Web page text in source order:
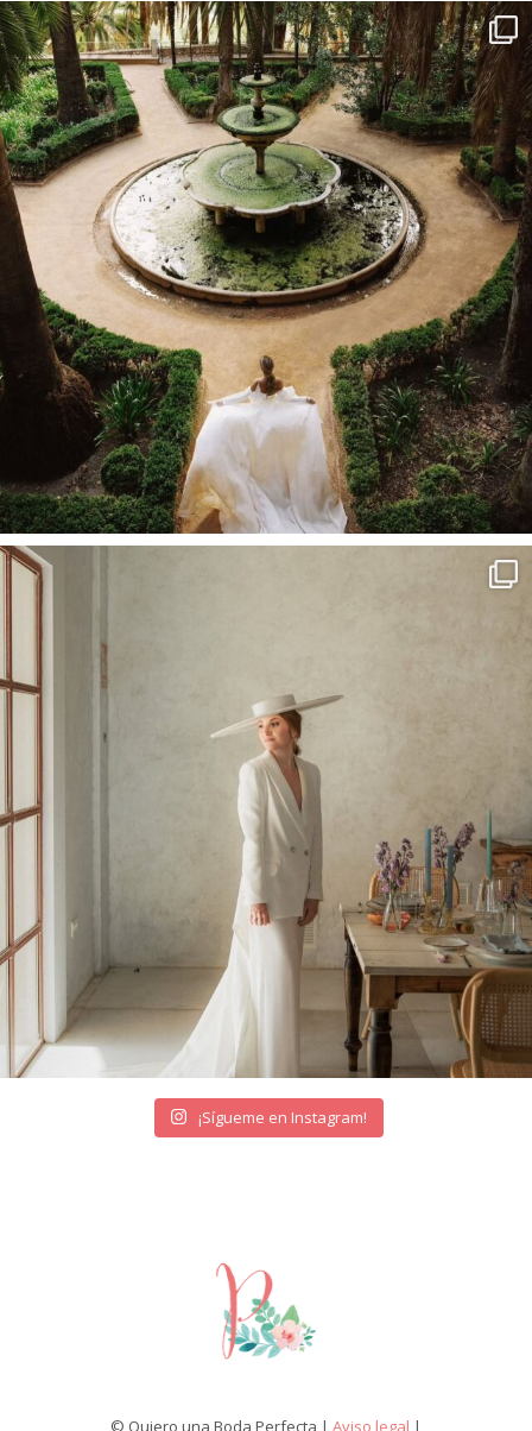
¡Sígueme en Instagram!
© Quiero una Boda Perfecta | Aviso legal |